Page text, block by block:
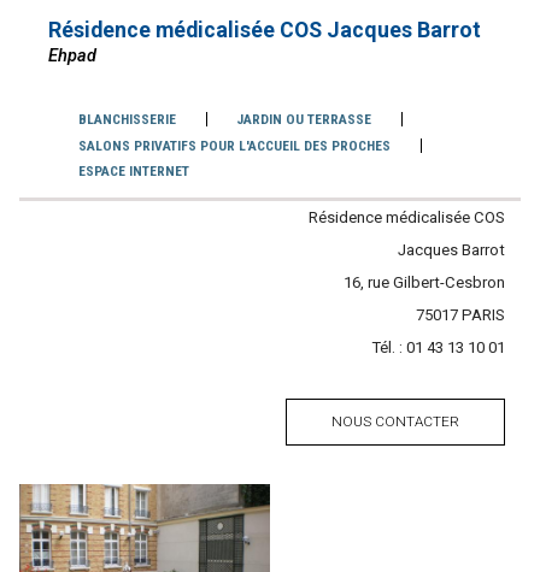
Résidence médicalisée COS Jacques Barrot
Ehpad
Services
BLANCHISSERIE
JARDIN OU TERRASSE
SALONS PRIVATIFS POUR L'ACCUEIL DES PROCHES
ESPACE INTERNET
Contacter
l'établissement
Résidence médicalisée COS
Jacques Barrot
Adresse16, rue Gilbert-Cesbron
Code
postal
75017 Ville
PARIS
Tél. : Tél.
01 43 13 10 01
NOUS CONTACTER